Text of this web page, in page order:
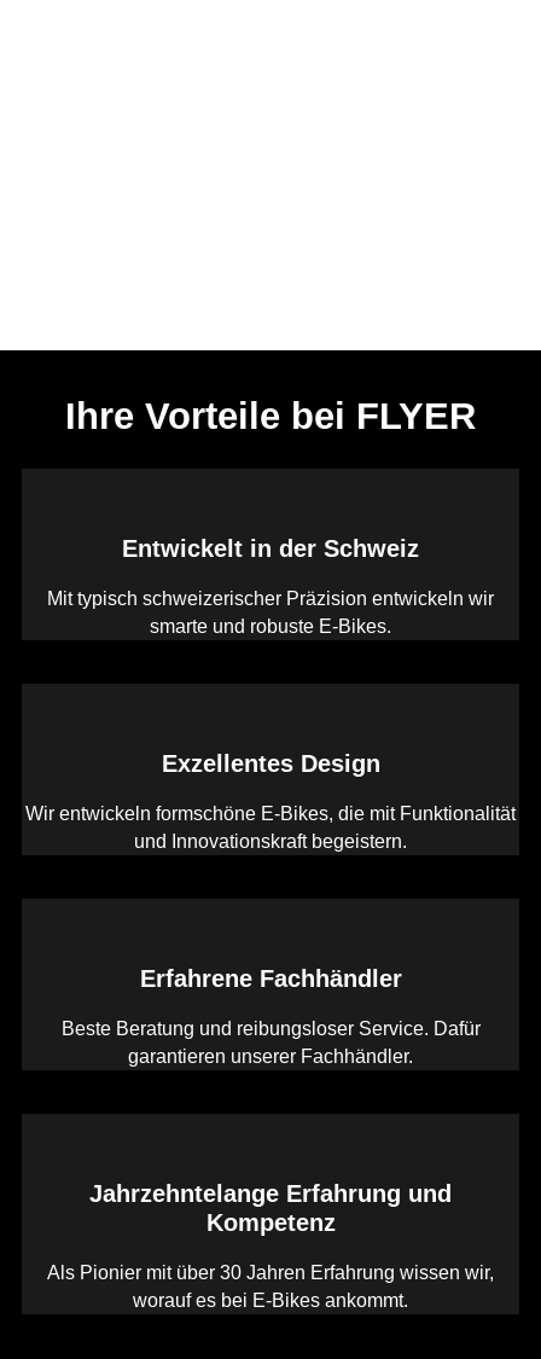
Ihre Vorteile bei FLYER
Entwickelt in der Schweiz
Mit typisch schweizerischer Präzision entwickeln wir
smarte und robuste E-Bikes.
Exzellentes Design
Wir entwickeln formschöne E-Bikes, die mit Funktionalität
und Innovationskraft begeistern.
Erfahrene Fachhändler
Beste Beratung und reibungsloser Service. Dafür
garantieren unserer Fachhändler.
Jahrzehntelange Erfahrung und
Kompetenz
Als Pionier mit über 30 Jahren Erfahrung wissen wir,
worauf es bei E-Bikes ankommt.